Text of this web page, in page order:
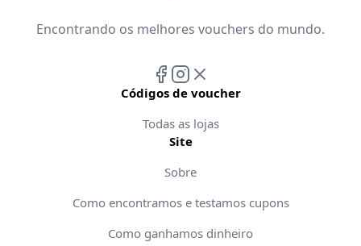
Encontrando os melhores vouchers do mundo.
Códigos de voucher
Todas as lojas
Site
Sobre
Como encontramos e testamos cupons
Como ganhamos dinheiro